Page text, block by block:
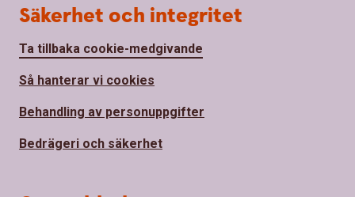
Säkerhet och integritet
Ta tillbaka cookie-medgivande
Så hanterar vi cookies
Behandling av personuppgifter
Bedrägeri och säkerhet